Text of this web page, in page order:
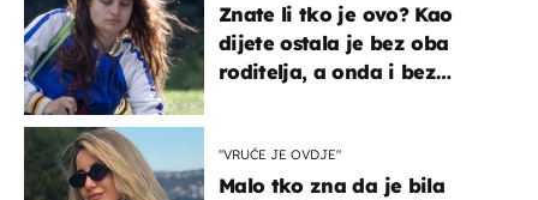
Znate li tko je ovo? Kao
dijete ostala je bez oba
roditelja, a onda i bez
"VRUĆE JE OVDJE"
Malo tko zna da je bila